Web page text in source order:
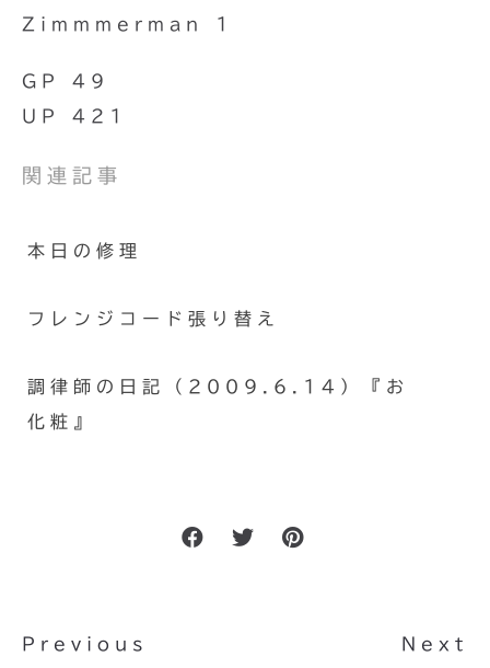
Zimmmerman 1
GP 49
UP 421
関連記事
本日の修理
フレンジコード張り替え
調律師の日記（2009.6.14）『お
化粧』
Previous Next